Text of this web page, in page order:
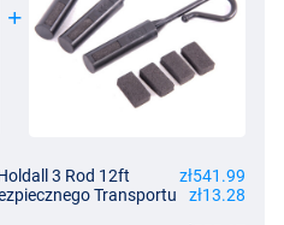
3 Rod 12ft
zł541.99
Transportu
zł13.28